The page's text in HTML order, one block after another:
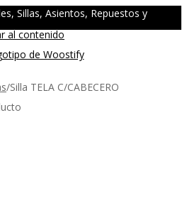
Sillas, Asientos, Repuestos y
al contenido
/Silla TELA C/CABECERO